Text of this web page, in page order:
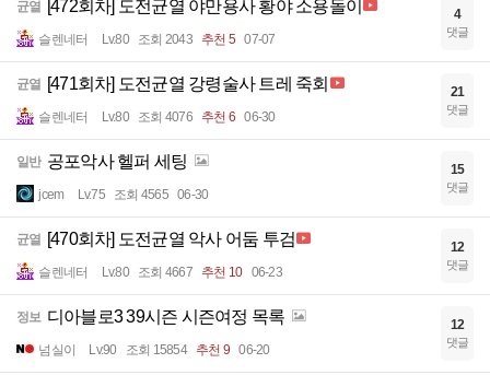
균열 [472회차] 도전균열 야만용사 황야 소용돌이
슬렌네터 Lv.80 조회 2043 추천 5 07-07
4
댓글
균열 [471회차] 도전균열 강령술사 트레 죽회
슬렌네터 Lv.80 조회 4076 추천 6 06-30
21
댓글
일반 공포악사 헬퍼 세팅
jcem Lv.75 조회 4565 06-30
15
댓글
균열 [470회차] 도전균열 악사 어둠 투검
슬렌네터 Lv.80 조회 4667 추천 10 06-23
12
댓글
정보 디아블로3 39시즌 시즌여정 목록
넘실이 Lv.90 조회 15854 추천 9 06-20
12
댓글